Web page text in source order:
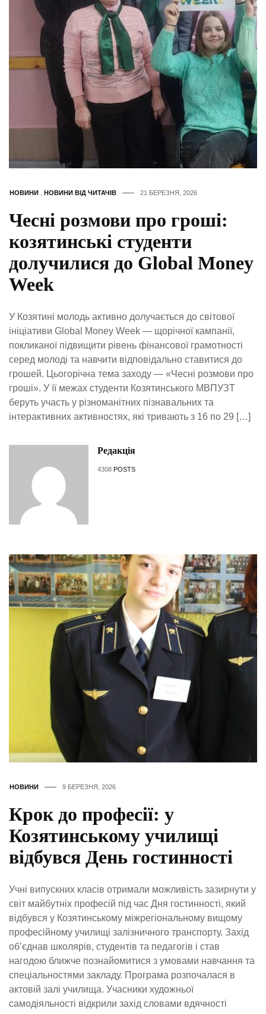
НОВИНИ НОВИНИ ВІД ЧИТАЧІВ 21 БЕРЕЗНЯ, 2026
Чесні розмови про гроші:
козятинські студенти
долучилися до Global Money
Week
У Козятині молодь активно долучається до світової
ініціативи Global Money Week — щорічної кампанії,
покликаної підвищити рівень фінансової грамотності
серед молоді та навчити відповідально ставитися до
грошей. Цьогорічна тема заходу — «Чесні розмови про
гроші». У її межах студенти Козятинського МВПУЗТ
беруть участь у різноманітних пізнавальних та
інтерактивних активностях, які тривають з 16 по 29 […]
Редакція
4308 POSTS
НОВИНИ 9 БЕРЕЗНЯ, 2026
Крок до професії: у
Козятинському училищі
відбувся День гостинності
Учні випускних класів отримали можливість зазирнути у
світ майбутніх професій під час Дня гостинності, який
відбувся у Козятинському міжрегіональному вищому
професійному училищі залізничного транспорту. Захід
об’єднав школярів, студентів та педагогів і став
нагодою ближче познайомитися з умовами навчання та
спеціальностями закладу. Програма розпочалася в
актовій залі училища. Учасники художньої
самодіяльності відкрили захід словами вдячності